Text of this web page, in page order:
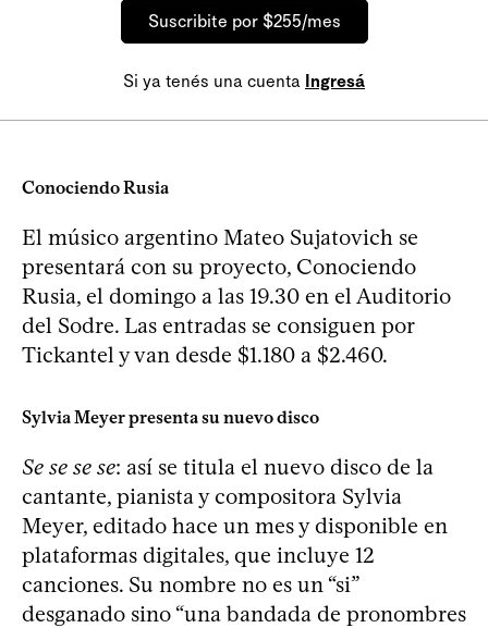
Suscribite por $255/mes
Si ya tenés una cuenta Ingresá
Conociendo Rusia
El músico argentino Mateo Sujatovich se
presentará con su proyecto, Conociendo
Rusia, el domingo a las 19.30 en el Auditorio
del Sodre. Las entradas se consiguen por
Tickantel y van desde $1.180 a $2.460.
Sylvia Meyer presenta su nuevo disco
Se se se se: así se titula el nuevo disco de la
cantante, pianista y compositora Sylvia
Meyer, editado hace un mes y disponible en
plataformas digitales, que incluye 12
canciones. Su nombre no es un “si”
desganado sino “una bandada de pronombres